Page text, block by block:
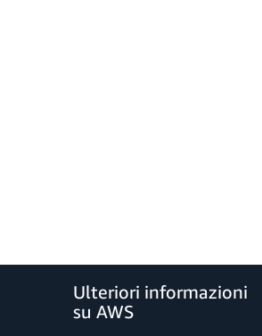
Ulteriori informazioni
su AWS